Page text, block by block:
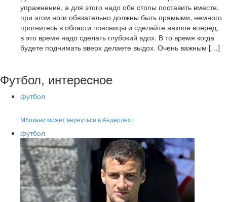
упражнение, а для этого надо обе стопы поставить вместе,
при этом ноги обязательно должны быть прямыми, немного
прогнитесь в области поясницы и сделайте наклон вперед,
в это время надо сделать глубокий вдох. В то время когда
будете поднимать вверх делаете выдох. Очень важным […]
Футбол, интересное
футбол
Мбокани может вернуться в Андерлехт
футбол